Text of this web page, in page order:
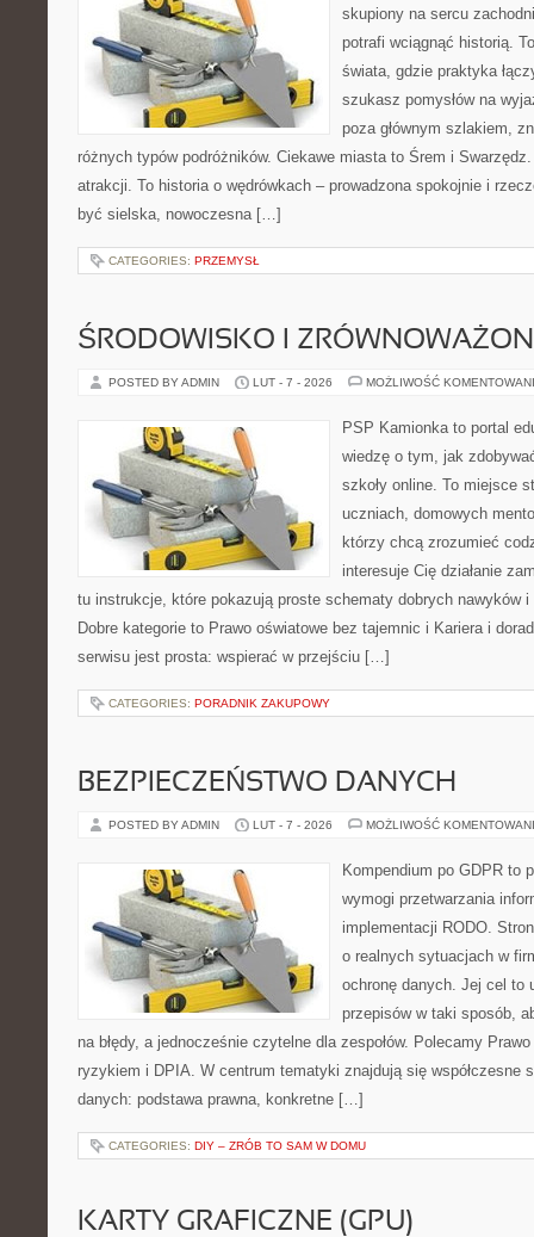
skupiony na sercu
potrafi wciągnąć historią.
świata, gdzie praktyka
szukasz pomysłów na
poza głównym szlakiem,
różnych typów podróżników. Ciekawe miasta to Śrem i
atrakcji. To historia o wędrówkach – prowadzona spokojnie i
być sielska, nowoczesna […]
CATEGORIES: PRZEMYSŁ
ŚRODOWISKO I
POSTED BY ADMIN LUT - 7 - 2026 MOŻLIWOŚĆ
PSP Kamionka to portal
wiedzę o tym, jak
szkoły online. To miejsce
uczniach, domowych
którzy chcą zrozumieć
interesuje Cię działanie
tu instrukcje, które pokazują proste schematy dobrych nawyków
Dobre kategorie to Prawo oświatowe bez tajemnic i Kariera i
serwisu jest prosta: wspierać w przejściu […]
CATEGORIES: PORADNIK ZAKUPOWY
BEZPIECZEŃSTWO DANYCH
POSTED BY ADMIN LUT - 7 - 2026 MOŻLIWOŚĆ
Kompendium po GDPR to
wymogi przetwarzania
implementacji RODO.
o realnych sytuacjach w
ochronę danych. Jej cel to
przepisów w taki sposób,
na błędy, a jednocześnie czytelne dla zespołów. Polecamy
ryzykiem i DPIA. W centrum tematyki znajdują się współczesne
danych: podstawa prawna, konkretne […]
CATEGORIES: DIY – ZRÓB TO SAM W DOMU
KARTY GRAFICZNE (GPU)